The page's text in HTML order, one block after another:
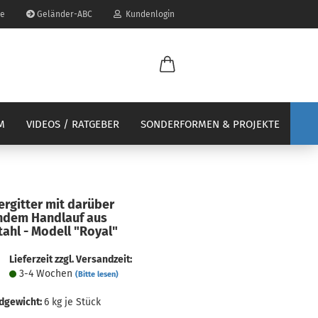
Geländer-ABC Kundenlogin
vergessen?
VIDEOS / RATGEBER SONDERFORMEN & PROJEKTE
mit darüber
Handlauf aus
- Modell "Royal"
Lieferzeit zzgl. Versandzeit:
3-4 Wochen (Bitte lesen)
6kg je Stück